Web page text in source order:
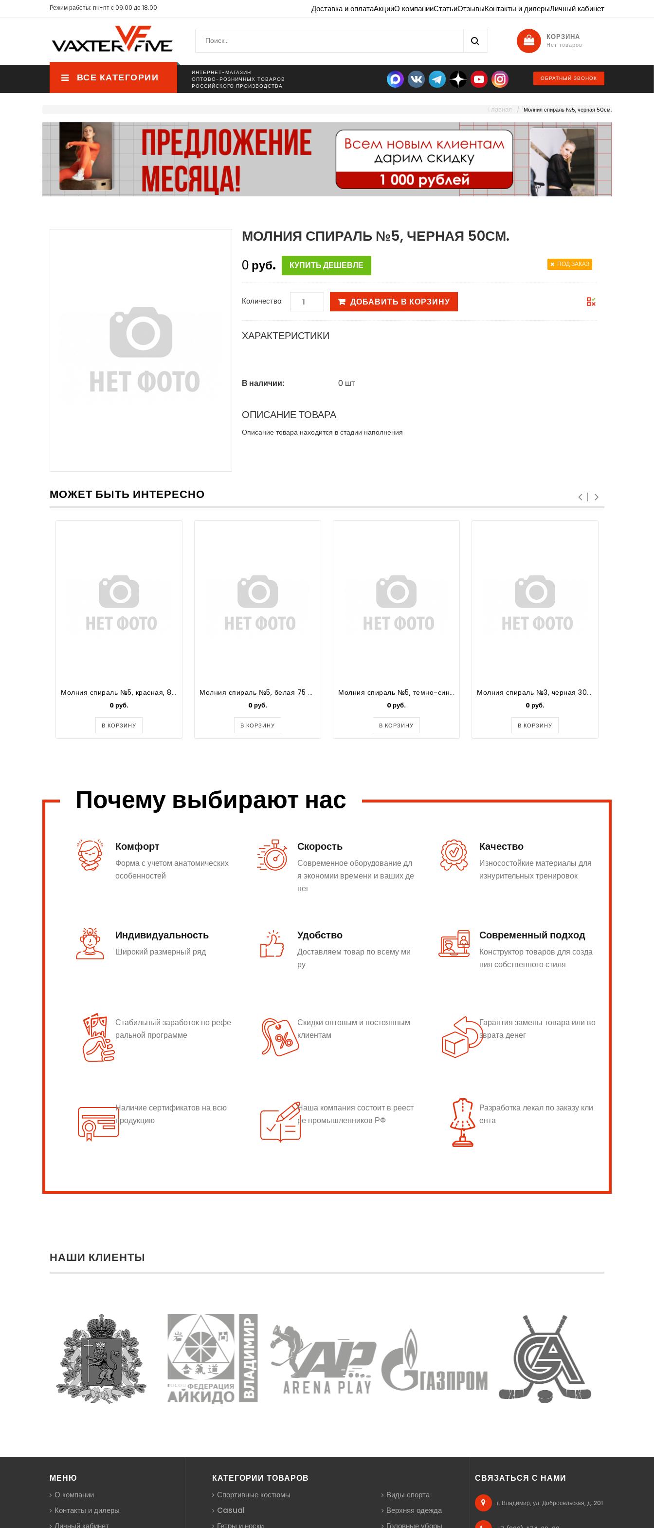
Режим работы: пн-пт с 09.00 до 18.00 Доставка и оплатаАкцииО компанииСтатьиОтзывыКонтакты и дилерыЛичный кабинет
КОРЗИНА
Нет товаров
ВСЕ КАТЕГОРИИ
ИНТЕРНЕТ-МАГАЗИН
ОПТОВО-РОЗНИЧНЫХ ТОВАРОВ
РОССИЙСКОГО ПРОИЗВОДСТВА
ОБРАТНЫЙ ЗВОНОК
Главная Молния спираль №5, черная 50см.
МОЛНИЯ СПИРАЛЬ №5, ЧЕРНАЯ 50СМ.
0 руб. КУПИТЬ ДЕШЕВЛЕ ПОД ЗАКАЗ
Количество: ДОБАВИТЬ В КОРЗИНУ
ХАРАКТЕРИСТИКИ
В наличии: 0шт
ОПИСАНИЕ ТОВАРА
Описание товара находится в стадии наполнения
МОЖЕТ БЫТЬ ИНТЕРЕСНО
Молния спираль №5, красная, 80см.(1 замок)
0 руб.
В КОРЗИНУ
Молния спираль №5, белая 75 см.(1 замок)
0 руб.
В КОРЗИНУ
Молния спираль №5, темно-синяя, 80 см.(1 замок)
0 руб.
В КОРЗИНУ
Молния спираль №3, черная 30см. н/р
0 руб.
В КОРЗИНУ
Почему выбирают нас
Комфорт
Форма с учетом анатомических
особенностей
Скорость
Современное оборудование дл
я экономии времени и ваших де
нег
Качество
Износостойкие материалы для
изнурительных тренировок
Индивидуальность
Широкий размерный ряд
Удобство
Доставляем товар по всему ми
ру
Современный подход
Конструктор товаров для созда
ния собственного стиля
Стабильный заработок по рефе
ральной программе
Скидки оптовым и постоянным
клиентам
Гарантия замены товара или во
зврата денег
Наличие сертификатов на всю
продукцию
Наша компания состоит в реест
ре промышленников РФ
Разработка лекал по заказу кли
ента
НАШИ КЛИЕНТЫ
МЕНЮ
О компании
Контакты и дилеры
КАТЕГОРИИ ТОВАРОВ
Спортивные костюмы
Casual
Виды спорта
Верхняя одежда
СВЯЗАТЬСЯ С НАМИ
г. Владимир, ул. Добросельская, д. 201